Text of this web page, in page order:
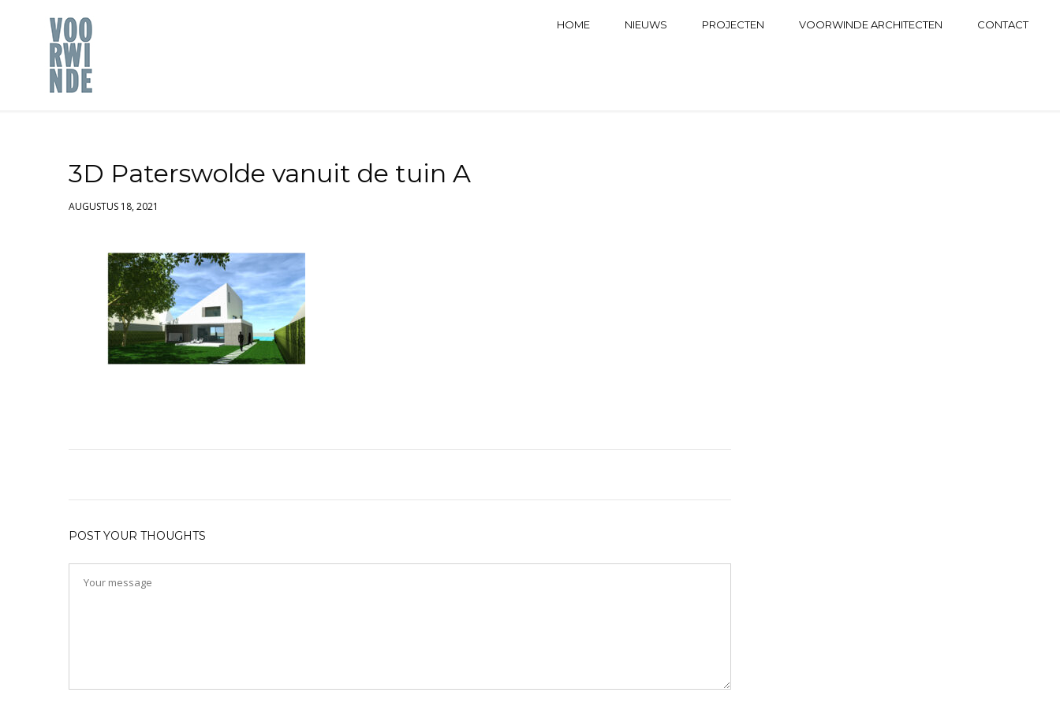
HOME NIEUWS PROJECTEN VOORWINDE ARCHITECTEN CONTACT
3D Paterswolde vanuit de tuin A
AUGUSTUS 18, 2021
POST YOUR THOUGHTS